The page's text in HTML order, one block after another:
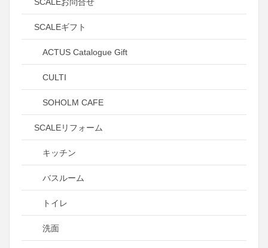
SCALEお問合せ
SCALEギフト
ACTUS Catalogue Gift
CULTI
SOHOLM CAFE
SCALEリフォーム
キッチン
バスルーム
トイレ
洗面